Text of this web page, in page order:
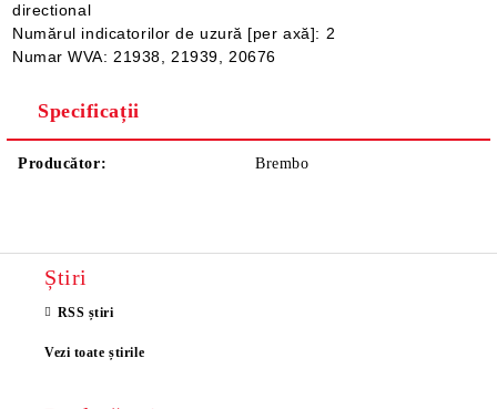
directional
Numărul indicatorilor de uzură [per axă]: 2
Numar WVA: 21938, 21939, 20676
Specificații
Producător: Brembo
Știri
RSS știri
Vezi toate știrile